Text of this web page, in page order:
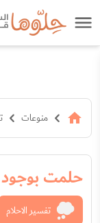
منوعات
حلمت
تفسير الاحلام